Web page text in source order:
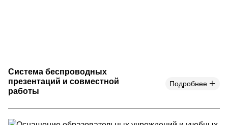
Система беспроводных
презентаций и совместной
работы
Подробнее